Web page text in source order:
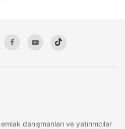
danışmanları ve yatırımcılar